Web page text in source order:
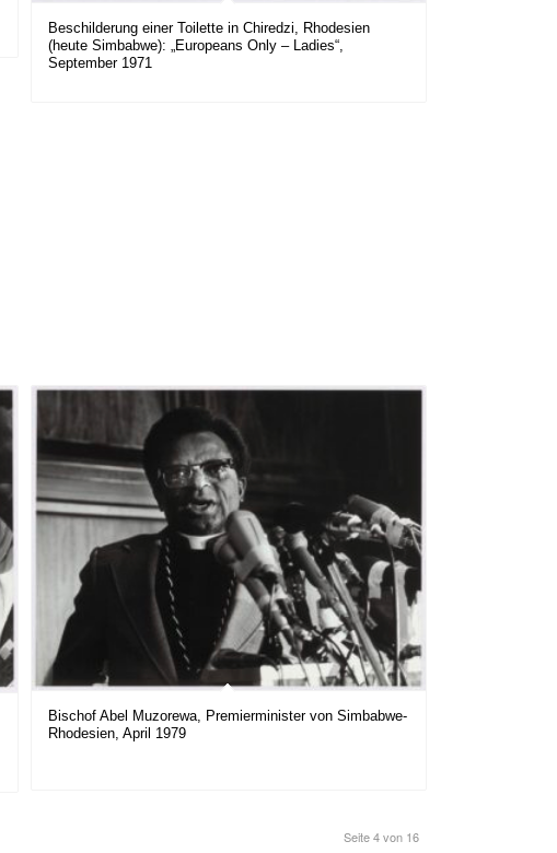
Beschilderung einer Toilette in Chiredzi, Rhodesien
(heute Simbabwe): „Europeans Only – Ladies“,
September 1971
Bischof Abel Muzorewa, Premierminister von Simbabwe-
Rhodesien, April 1979
Seite 4 von 16